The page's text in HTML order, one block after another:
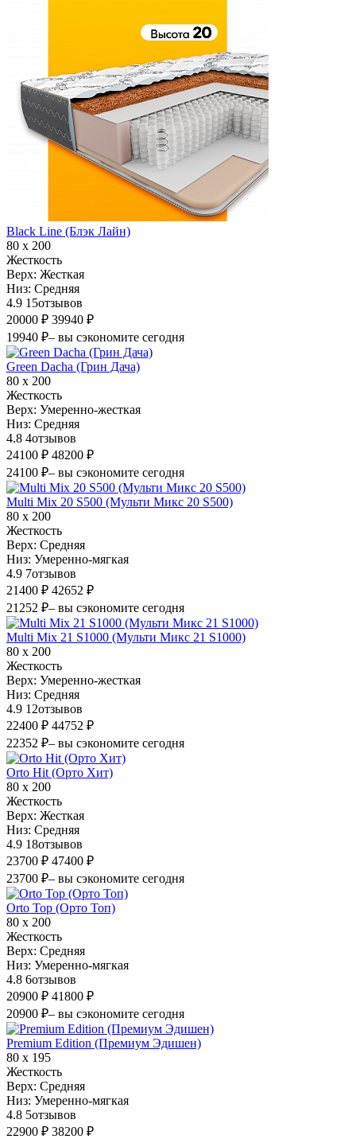
Black Line (Блэк Лайн)
80 х 200
Жесткость
Верх: Жесткая
Низ: Средняя
4.9 15отзывов
20000 ₽ 39940 ₽
19940 ₽– вы сэкономите сегодня
Green Dacha (Грин Дача)
80 х 200
Жесткость
Верх: Умеренно-жесткая
Низ: Средняя
4.8 4отзывов
24100 ₽ 48200 ₽
24100 ₽– вы сэкономите сегодня
Multi Mix 20 S500 (Мульти Микс 20 S500)
80 х 200
Жесткость
Верх: Средняя
Низ: Умеренно-мягкая
4.9 7отзывов
21400 ₽ 42652 ₽
21252 ₽– вы сэкономите сегодня
Multi Mix 21 S1000 (Мульти Микс 21 S1000)
80 х 200
Жесткость
Верх: Умеренно-жесткая
Низ: Средняя
4.9 12отзывов
22400 ₽ 44752 ₽
22352 ₽– вы сэкономите сегодня
Orto Hit (Орто Хит)
80 х 200
Жесткость
Верх: Жесткая
Низ: Средняя
4.9 18отзывов
23700 ₽ 47400 ₽
23700 ₽– вы сэкономите сегодня
Orto Top (Орто Топ)
80 х 200
Жесткость
Верх: Средняя
Низ: Умеренно-мягкая
4.8 6отзывов
20900 ₽ 41800 ₽
20900 ₽– вы сэкономите сегодня
Premium Edition (Премиум Эдишен)
80 х 195
Жесткость
Верх: Средняя
Низ: Умеренно-мягкая
4.8 5отзывов
22900 ₽ 38200 ₽